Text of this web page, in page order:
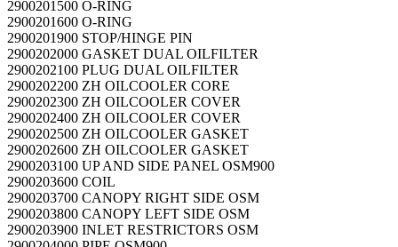
2900201500 O-RING
2900201600 O-RING
2900201900 STOP/HINGE PIN
2900202000 GASKET DUAL OILFILTER
2900202100 PLUG DUAL OILFILTER
2900202200 ZH OILCOOLER CORE
2900202300 ZH OILCOOLER COVER
2900202400 ZH OILCOOLER COVER
2900202500 ZH OILCOOLER GASKET
2900202600 ZH OILCOOLER GASKET
2900203100 UP AND SIDE PANEL OSM900
2900203600 COIL
2900203700 CANOPY RIGHT SIDE OSM
2900203800 CANOPY LEFT SIDE OSM
2900203900 INLET RESTRICTORS OSM